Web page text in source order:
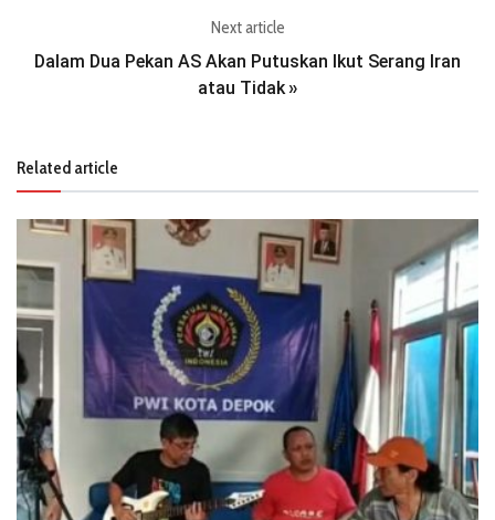
Next article
Dalam Dua Pekan AS Akan Putuskan Ikut Serang Iran
atau Tidak»
Related article